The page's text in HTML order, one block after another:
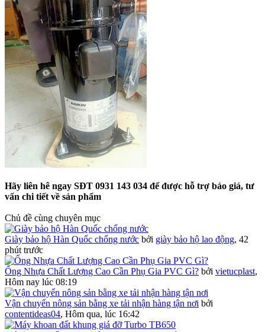
Hãy liên hê ngay SĐT 0931 143 034 để được hỗ trợ báo giá, tư
vấn chi tiết về sản phẩm
Chủ đề cùng chuyên mục
Giày bảo hộ Hàn Quốc chống nước bởi giày bảo hộ lao động, 42
phút trước
Ống Nhựa Chất Lượng Cao Cần Phụ Gia PVC Gì? bởi vietucplast,
Hôm nay lúc 08:19
Vận chuyển nông sản bằng xe tải nhận hàng tận nơi bởi
contentideas04, Hôm qua, lúc 16:42